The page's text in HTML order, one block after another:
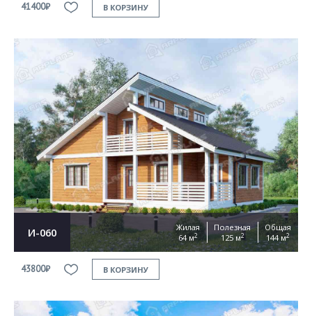
41400₽ В КОРЗИНУ
И-060
Жилая
64 м2
Полезная
125 м2
Общая
144 м2
43800₽ В КОРЗИНУ